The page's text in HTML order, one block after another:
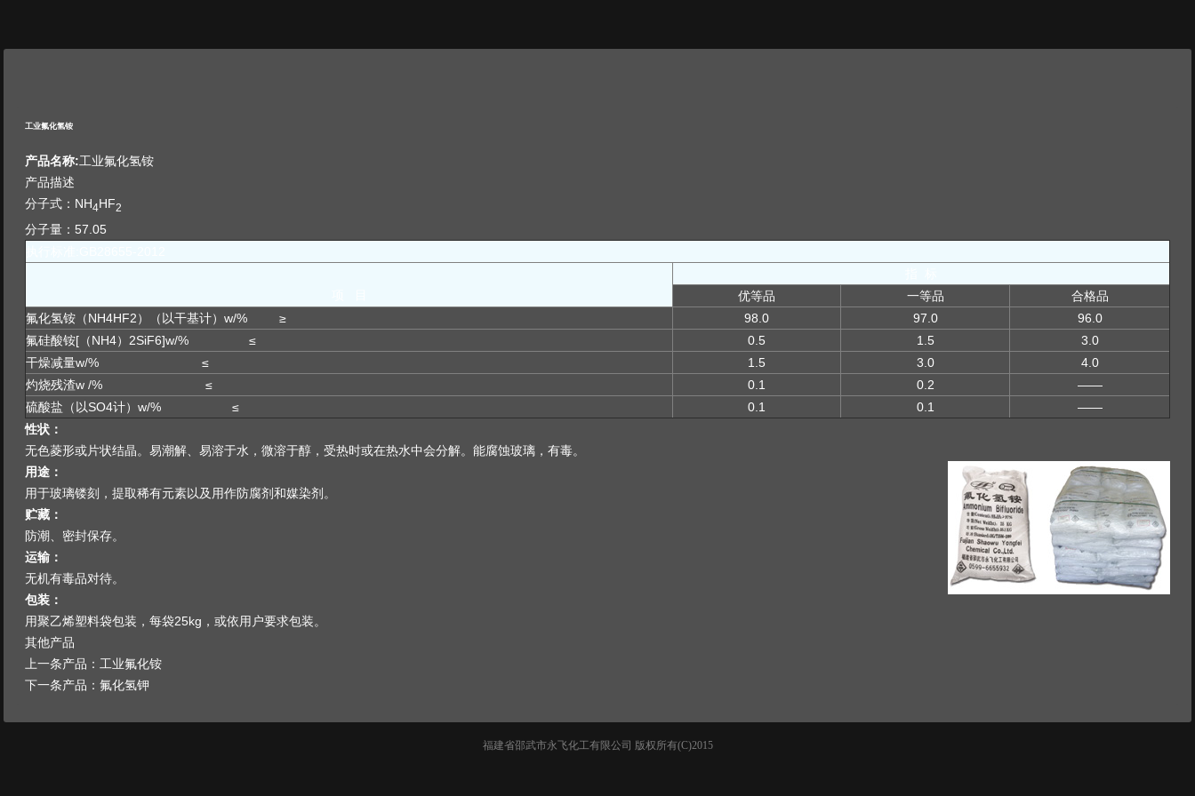
工业氟化氢铵
产品名称:工业氟化氢铵
产品描述
分子式：NH4HF2
分子量：57.05
优等品
一等品
合格品
氟化氢铵（NH4HF2）（以干基计）w/% ≥
98.0 97.0
96.0
氟硅酸铵[（NH4）2SiF6]w/% ≤
0.5 1.5
3.0
干燥减量w/% ≤
1.5 3.0
4.0
灼烧残渣w /% ≤
0.1 0.2
——
硫酸盐（以SO4计）w/% ≤
0.1 0.1
——
性状：
无色菱形或片状结晶。易潮解、易溶于水，微溶于醇，受热时或在热水中会分解。能腐蚀玻璃，有毒。
用途：
用于玻璃镂刻，提取稀有元素以及用作防腐剂和媒染剂。
贮藏：
防潮、密封保存。
运输：
无机有毒品对待。
包装：
用聚乙烯塑料袋包装，每袋25kg，或依用户要求包装。
其他产品
上一条产品：工业氟化铵
下一条产品：氟化氢钾
福建省邵武市永飞化工有限公司 版权所有(C)2015